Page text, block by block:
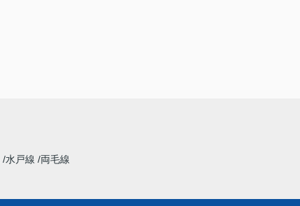
水戸線
両毛線